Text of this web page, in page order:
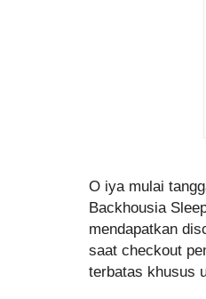
O iya mulai
Backhousia
mendapatkan
saat checkout
terbatas khusus